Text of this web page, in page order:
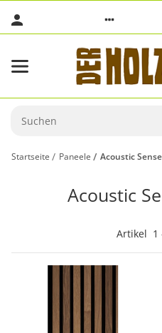
Startseite Paneele Acoustic
Acoustic
Artikel 1